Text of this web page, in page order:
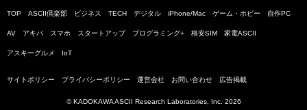
TOP ASCII倶楽部 ビジネス TECH デジタル iPhone/Mac ゲーム・ホビー 自作PC
AV アキバ スマホ スタートアップ プログラミング+ 格安SIM 家電ASCII
アスキーグルメ IoT
サイトポリシー プライバシーポリシー 運営会社 お問い合わせ 広告掲載
© KADOKAWA ASCII Research Laboratories, Inc. 2026